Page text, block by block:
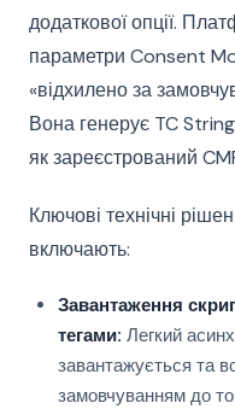
додаткової опції.
параметри Consent
«відхилено за
Вона генерує TC
як зареєстрований
Ключові технічні
включають:
Завантаження
тегами: Легкий
завантажується та
замовчуванням до